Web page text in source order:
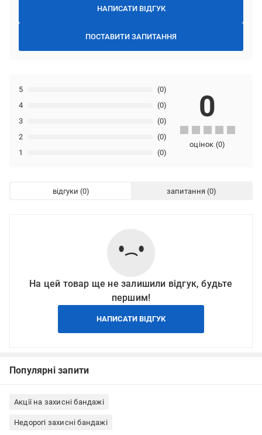
НАПИСАТИ ВІДГУК
ПОСТАВИТИ ЗАПИТАННЯ
1 (0)
2 (0)
3 (0)
4 (0)
5 (0)
0
оцінок (0)
відгуки запитання
На цей товар ще не залишили відгук, будьте
першим!
НАПИСАТИ ВІДГУК
Популярні запити
Акції на захисні бандажі
Недорогі захисні бандажі